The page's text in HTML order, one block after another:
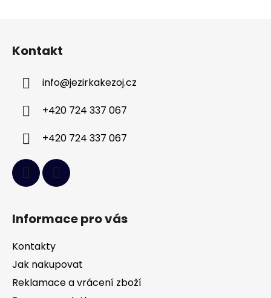
Kontakt
info@jezirkakezoj.cz
+420 724 337 067
+420 724 337 067
Informace pro vás
Kontakty
Jak nakupovat
Reklamace a vrácení zboží